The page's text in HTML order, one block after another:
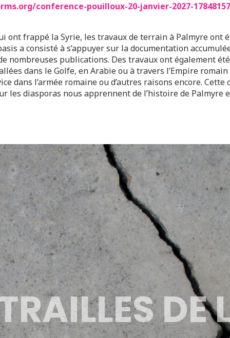
conference-pouilloux-20-janvier-2027-
ont frappé la Syrie, les travaux de terrain à Palmyre ont
a consisté à s’appuyer sur la documentation
nombreuses publications. Des travaux ont également
dans le Golfe, en Arabie ou à travers l’Empire
dans l’armée romaine ou d’autres raisons encore. Cette
les diasporas nous apprennent de l’histoire de
DE